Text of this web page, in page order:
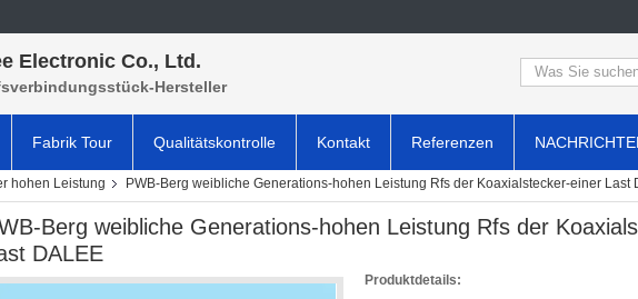
Electronic Co., Ltd.
Hersteller
Fabrik Tour Qualitätskontrolle Kontakt Referenzen
hohen Leistung PWB-Berg weibliche Generations-hohen Leistung Rfs der Koaxialstecker-einer Last
Berg weibliche Generations-hohen Leistung Rfs der
DALEE
Produktdetails: